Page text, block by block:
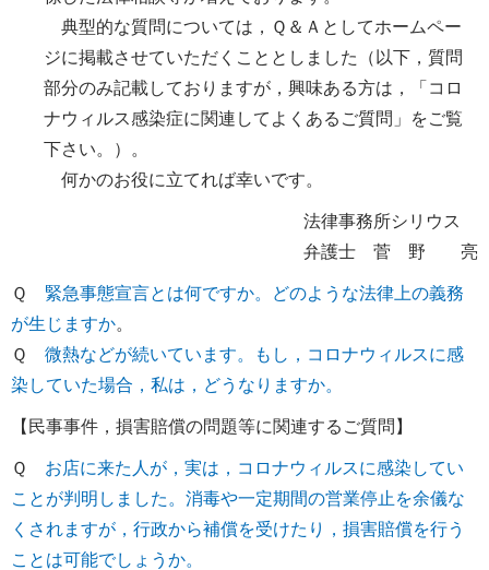
典型的な質問については，Ｑ＆Ａとしてホームペー
ジに掲載させていただくこととしました（以下，質問
部分のみ記載しておりますが，興味ある方は，「コロ
ナウィルス感染症に関連してよくあるご質問」をご覧
下さい。）。
何かのお役に立てれば幸いです。
法律事務所シリウス
弁護士 菅 野 亮
Ｑ 緊急事態宣言とは何ですか。どのような法律上の義務
が生じますか。
Ｑ 微熱などが続いています。もし，コロナウィルスに感
染していた場合，私は，どうなりますか。
【民事事件，損害賠償の問題等に関連するご質問】
Ｑ お店に来た人が，実は，コロナウィルスに感染してい
ことが判明しました。消毒や一定期間の営業停止を余儀な
くされますが，行政から補償を受けたり，損害賠償を行う
ことは可能でしょうか。